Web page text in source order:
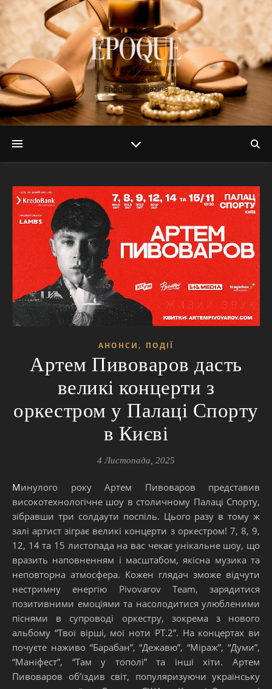
Epoque magazine
АНОНСИ , ПОДІЇ
Артем Пивоваров дасть
великі концерти з
оркестром у Палаці Спорту
в Києві
4 Листопада, 2025
Минулого року Артем Пивоваров представив
високотехнологічне шоу в столичному Палаці Спорту,
зібравши три солдаути поспіль. Цього разу в тому ж
залі артист зіграє великі концерти з оркестром! 7, 8, 9,
12, 14 та 15 листопада на вас чекає унікальне шоу, що
вразить наповненням і масштабом, якісна музика та
неповторна атмосфера. Кожен глядач зможе відчути
нестримну енергію Pivovarov Team, зарядитися
позитивними емоціями та насолодитися улюбленими
піснями в супроводі оркестру, зокрема з нового
альбому “Твої вірші, мої ноти PT.2”. На концертах ви
почуєте наживо “Барабан”, “Дежавю”, “Міраж”, “Думи”,
“Маніфест”, “Там у тополі” та інші хіти. Артем
Пивоваров обʼїздив світ, популяризуючи українську